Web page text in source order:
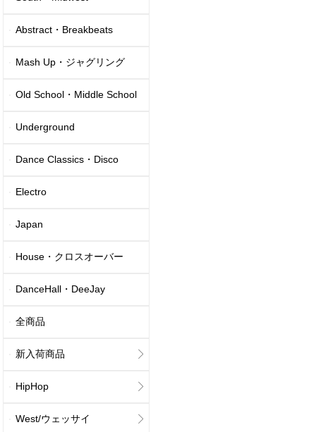
Abstract・Breakbeats
Mash Up・ジャグリング
Old School・Middle School
Underground
Dance Classics・Disco
Electro
Japan
House・クロスオーバー
DanceHall・DeeJay
全商品
新入荷商品
HipHop
West/ウェッサイ